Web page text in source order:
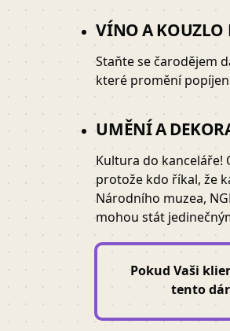
VÍNO A KOUZLO
Staňte se čarodějem
které promění
UMĚNÍ A
Kultura do kanceláře!
protože kdo říkal, že
Národního muzea,
mohou stát
Pokud Vaši
tento